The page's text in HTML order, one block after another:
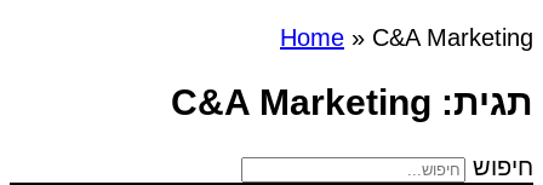
Home » C&A Marketing
תגית: C&A Marketing
חיפוש